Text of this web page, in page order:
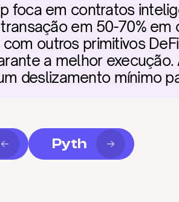
foca em contratos
em 50-70% em
outros primitivos
a melhor execução.
deslizamento mínimo
Pyth